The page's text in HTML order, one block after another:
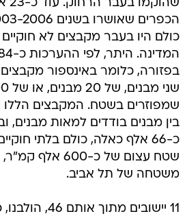
כולם היו בעבר מקבצים לא חוקיים
בפזורה, כלומר באינספור
שמפוזרים בשטח. המקבצים הללו
בין מבנים בודדים למאות מבנים,
כ-66 אלף כאלה, כולם בלתי
שטח עצום של כ-
משטחה של תל אביב.
11 יישובים מתוך